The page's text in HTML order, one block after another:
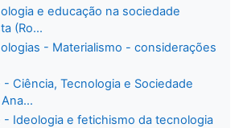
e educação na sociedade
(Ro...
- Materialismo - considerações
- Ciência, Tecnologia e Sociedade
- Ideologia e fetichismo da tecnologia